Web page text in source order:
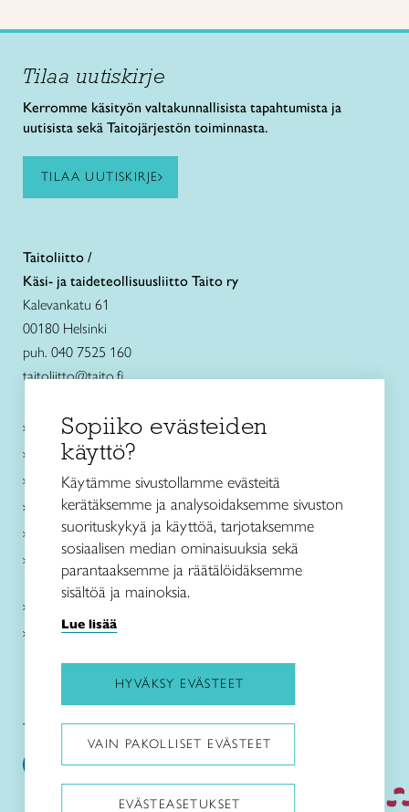
Tilaa uutiskirje
Kerromme käsityön valtakunnallisista tapahtumista ja
uutisista sekä Taitojärjestön toiminnasta.
TILAA UUTISKIRJE
Taitoliitto /
Käsi- ja taideteollisuusliitto Taito ry
Kalevankatu 61
00180 Helsinki
puh. 040 7525 160
taitoliitto@taito.fi
Käsityökurssit ja koulutus
Ajankohtaista
Käsityöohjeet
Me olemme Taito
Paikallinen toiminta
Verkkokaupat
Kirjaudu Arviin
Kirjaudu Taitocampukseen
Taitoliitto: Taito-lehti:
Sopiiko evästeiden
käyttö?
Käytämme sivustollamme evästeitä
kerätäksemme ja analysoidaksemme sivuston
suorituskykyä ja käyttöä, tarjotaksemme
sosiaalisen median ominaisuuksia sekä
parantaaksemme ja räätälöidäksemme
sisältöä ja mainoksia.
Lue lisää
HYVÄKSY EVÄSTEET
VAIN PAKOLLISET EVÄSTEET
EVÄSTEASETUKSET